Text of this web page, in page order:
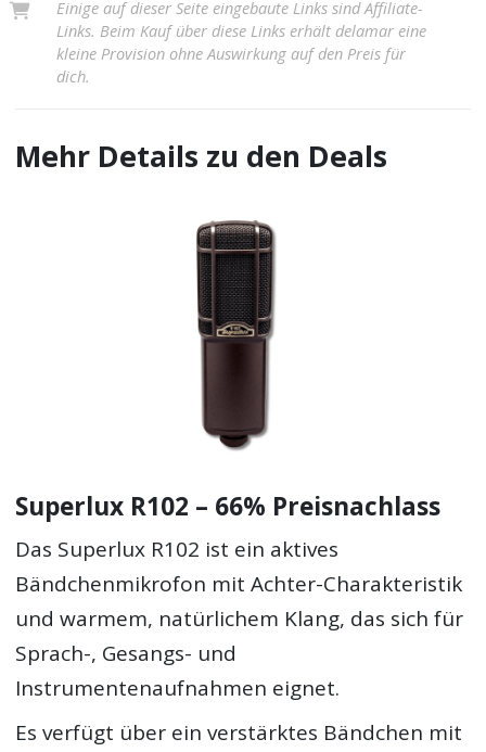
Einige auf dieser Seite eingebaute Links sind Affiliate-
Links. Beim Kauf über diese Links erhält delamar eine
kleine Provision ohne Auswirkung auf den Preis für
dich.
Mehr Details zu den Deals
Superlux R102 – 66% Preisnachlass
Das Superlux R102 ist ein aktives
Bändchenmikrofon mit Achter-Charakteristik
und warmem, natürlichem Klang, das sich für
Sprach-, Gesangs- und
Instrumentenaufnahmen eignet.
Es verfügt über ein verstärktes Bändchen mit